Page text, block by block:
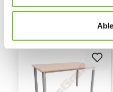
links klicken. Weitere